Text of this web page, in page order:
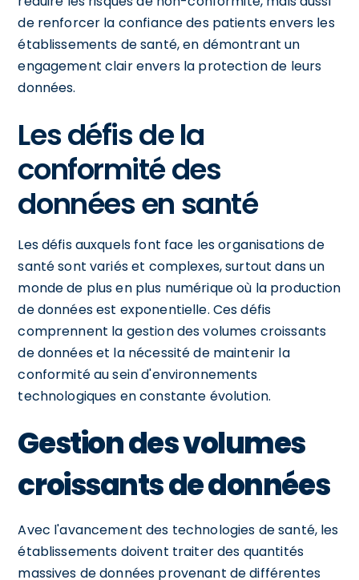
de renforcer la confiance des patients envers les
établissements de santé, en démontrant un
engagement clair envers la protection de leurs
données.
Les défis de la
conformité des
données en santé
Les défis auxquels font face les organisations de
santé sont variés et complexes, surtout dans un
monde de plus en plus numérique où la production
de données est exponentielle. Ces défis
comprennent la gestion des volumes croissants
de données et la nécessité de maintenir la
conformité au sein d'environnements
technologiques en constante évolution.
Gestion des volumes
croissants de données
Avec l'avancement des technologies de santé, les
établissements doivent traiter des quantités
massives de données provenant de différentes